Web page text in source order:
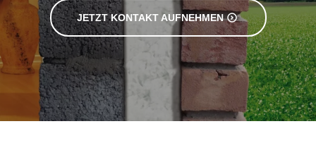
JETZT KONTAKT AUFNEHMEN